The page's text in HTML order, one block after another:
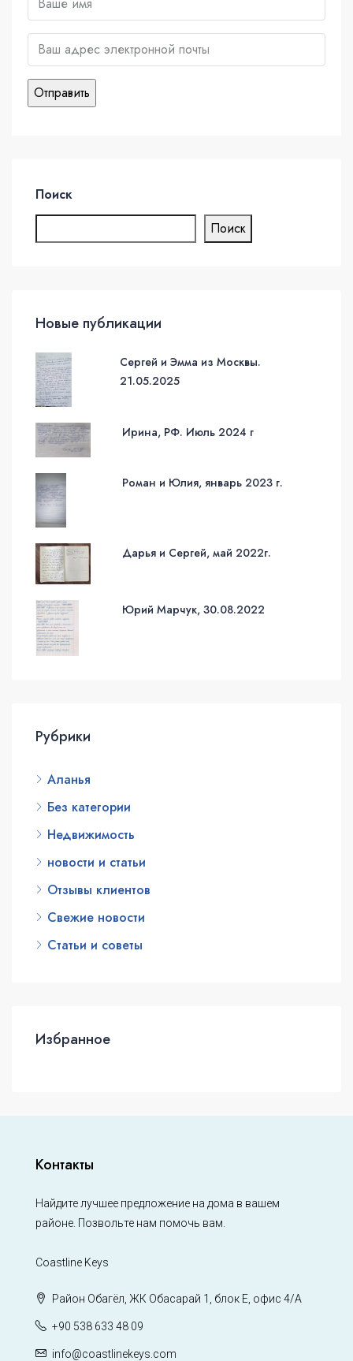
Поиск
Поиск
Новые публикации
Сергей и Эмма из Москвы.
21.05.2025
Ирина, РФ. Июль 2024 г
Роман и Юлия, январь 2023 г.
Дарья и Сергей, май 2022г.
Юрий Марчук, 30.08.2022
Рубрики
Аланья
Без категории
Недвижимость
новости и статьи
Отзывы клиентов
Свежие новости
Статьи и советы
Избранное
Контакты
Найдите лучшее предложение на дома в вашем
районе. Позвольте нам помочь вам.
Coastline Keys
Район Обагёл, ЖК Обасарай 1, блок Е, офис 4/А
+90 538 633 48 09
info@coastlinekeys.com